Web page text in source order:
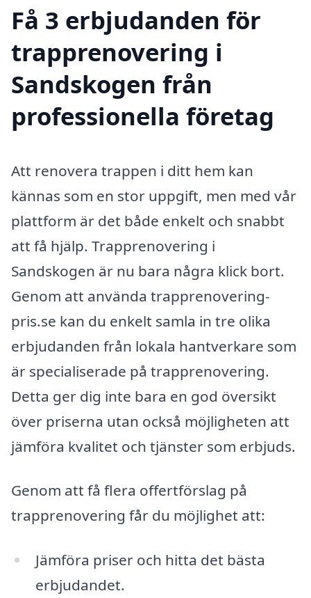
Få 3 erbjudanden för
trapprenovering i
Sandskogen från
professionella företag
Att renovera trappen i ditt hem kan
kännas som en stor uppgift, men med vår
plattform är det både enkelt och snabbt
att få hjälp. Trapprenovering i
Sandskogen är nu bara några klick bort.
Genom att använda trapprenovering-
pris.se kan du enkelt samla in tre olika
erbjudanden från lokala hantverkare som
är specialiserade på trapprenovering.
Detta ger dig inte bara en god översikt
över priserna utan också möjligheten att
jämföra kvalitet och tjänster som erbjuds.
Genom att få flera offertförslag på
trapprenovering får du möjlighet att:
Jämföra priser och hitta det bästa
erbjudandet.